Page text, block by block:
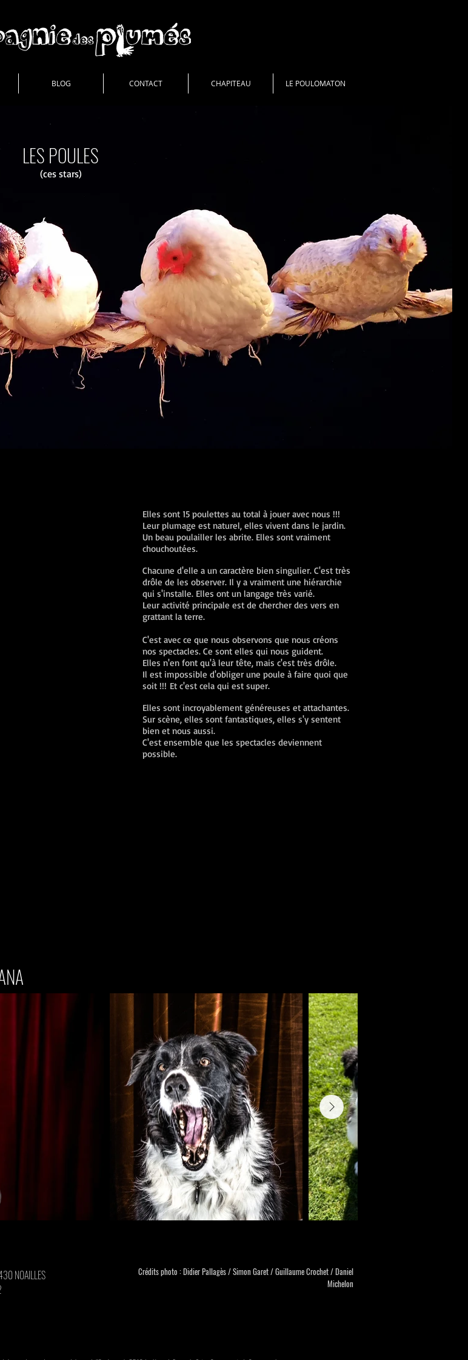
BLOG CONTACT CHAPITEAU LE POULOMATON
LES POULES
(ces stars)
Elles sont 15 poulettes au total à jouer avec nous !!!
Leur plumage est naturel, elles vivent dans le jardin.
Un beau poulailler les abrite. Elles sont vraiment
chouchoutées.
Chacune d'elle a un caractère bien singulier. C'est très
drôle de les observer. Il y a vraiment une hiérarchie
qui s'installe. Elles ont un langage très varié.
Leur activité principale est de chercher des vers en
grattant la terre.
C'est avec ce que nous observons que nous créons
nos spectacles. Ce sont elles qui nous guident.
Elles n'en font qu'à leur tête, mais c'est très drôle.
Il est impossible d'obliger une poule à faire quoi que
soit !!! Et c'est cela qui est super.
Elles sont incroyablement généreuses et attachantes.
Sur scène, elles sont fantastiques, elles s'y sentent
bien et nous aussi.
C'est ensemble que les spectacles deviennent
possible.
NOAILLES
Crédits photo : Didier Pallagès / Simon Garet / Guillaume Crochet / Daniel
Michelon